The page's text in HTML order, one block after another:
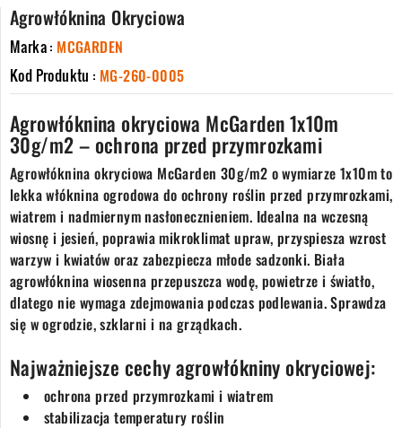
Agrowłóknina Okryciowa
Marka : MCGARDEN
Kod Produktu : MG-260-0005
Agrowłóknina okryciowa McGarden 1x10m
30g/m2 – ochrona przed przymrozkami
Agrowłóknina okryciowa McGarden 30g/m2 o wymiarze 1x10m to
lekka włóknina ogrodowa do ochrony roślin przed przymrozkami,
wiatrem i nadmiernym nasłonecznieniem. Idealna na wczesną
wiosnę i jesień, poprawia mikroklimat upraw, przyspiesza wzrost
warzyw i kwiatów oraz zabezpiecza młode sadzonki. Biała
agrowłóknina wiosenna przepuszcza wodę, powietrze i światło,
dlatego nie wymaga zdejmowania podczas podlewania. Sprawdza
się w ogrodzie, szklarni i na grządkach.
Najważniejsze cechy agrowłókniny okryciowej:
ochrona przed przymrozkami i wiatrem
stabilizacja temperatury roślin